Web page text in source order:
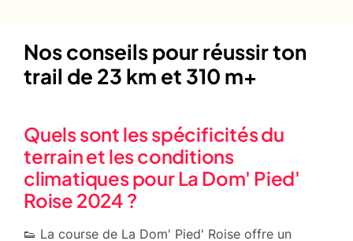
Nos conseils pour réussir ton
trail de 23 km et 310 m+
Quels sont les spécificités du
terrain et les conditions
climatiques pour La Dom' Pied'
Roise 2024 ?
👟 La course de La Dom' Pied' Roise offre un